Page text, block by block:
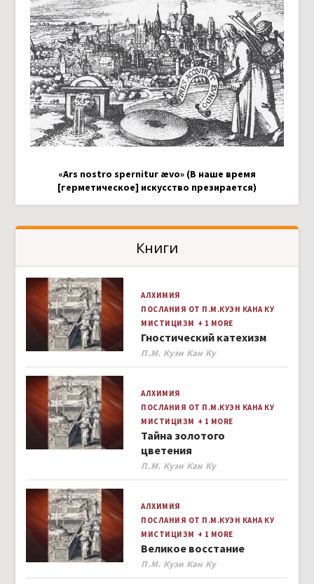
«Ars nostro spernitur ævo» (В наше время
[герметическое] искусство презирается)
Книги
АЛХИМИЯ
ПОСЛАНИЯ ОТ П.М.КУЭН КАНА КУ
МИСТИЦИЗМ + 1 MORE
Гностический катехизм
Author
П.М. Куэн Кан Ку
АЛХИМИЯ
ПОСЛАНИЯ ОТ П.М.КУЭН КАНА КУ
МИСТИЦИЗМ + 1 MORE
Тайна золотого
цветения
Author
П.М. Куэн Кан Ку
АЛХИМИЯ
ПОСЛАНИЯ ОТ П.М.КУЭН КАНА КУ
МИСТИЦИЗМ + 1 MORE
Великое восстание
Author
П.М. Куэн Кан Ку